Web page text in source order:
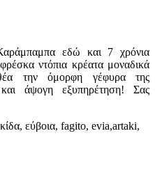
εδώ και 7 χρόνια
ντόπια κρέατα μοναδικά
την όμορφη γέφυρα της
και άψογη εξυπηρέτηση! Σας
εύβοια, fagito, evia,artaki,